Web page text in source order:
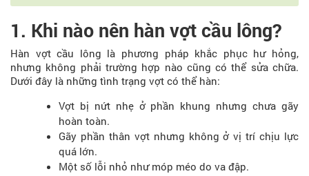
1. Khi nào nên hàn vợt cầu lông?
Hàn vợt cầu lông là phương pháp khắc phục hư hỏng,
nhưng không phải trường hợp nào cũng có thể sửa chữa.
Dưới đây là những tình trạng vợt có thể hàn:
Vợt bị nứt nhẹ ở phần khung nhưng chưa gãy
hoàn toàn.
Gãy phần thân vợt nhưng không ở vị trí chịu lực
quá lớn.
Một số lỗi nhỏ như móp méo do va đập.